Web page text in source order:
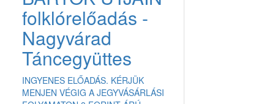
folklórelőadás -
Nagyvárad
Táncegyüttes
INGYENES ELŐADÁS. KÉRJÜK
MENJEN VÉGIG A JEGYVÁSÁRLÁSI